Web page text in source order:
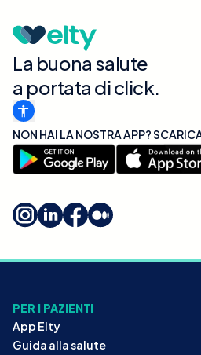
La buona salute
a portata di click.
NON HAI LA NOSTRA APP?
PER I PAZIENTI
App Elty
Guida alla salute